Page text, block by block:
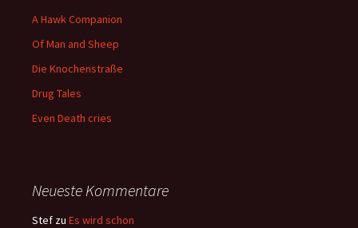
A Hawk Companion
Of Man and Sheep
Die Knochenstraße
Drug Tales
Even Death cries
Neueste Kommentare
Stef zu Es wird schon